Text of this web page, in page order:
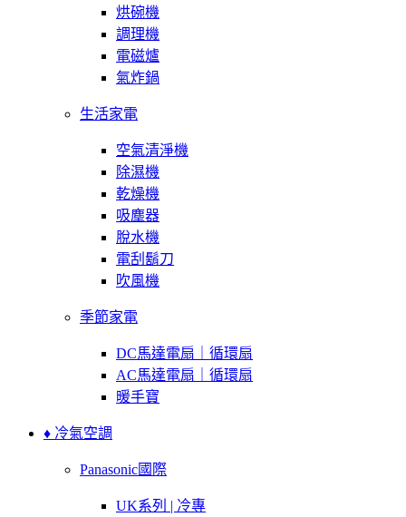
烘碗機
調理機
電磁爐
氣炸鍋
生活家電
空氣清淨機
除濕機
乾燥機
吸塵器
脫水機
電刮鬍刀
吹風機
季節家電
DC馬達電扇｜循環扇
AC馬達電扇｜循環扇
暖手寶
♦ 冷氣空調
Panasonic國際
UK系列 | 冷專